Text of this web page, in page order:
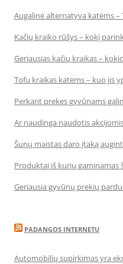
Augalinė alternatyva katėms –
Kačių kraiko rūšys – kokį
Geriausias kačių kraikas –
Tofu kraikas katėms – kuo jis
Perkant prekes gyvūnams
Ar naudinga naudotis
Šunų maistas daro įtaką
Produktai iš kurių gaminamas
Geriausia gyvūnų prekių
PADANGOS INTERNETU
Automobilių supirkimas yra